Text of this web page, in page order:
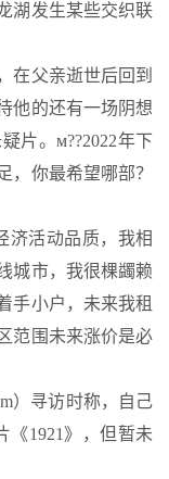
湖发生某些交织联
在父亲逝世后回到
他的还有一场阴想
片。м??2022年下
，你最希望哪部？
济活动品质，我相
城市，我很棵蠲赖
手小户，未来我租
范围未来涨价是必
）寻访时称，自己
《1921》，但暂未